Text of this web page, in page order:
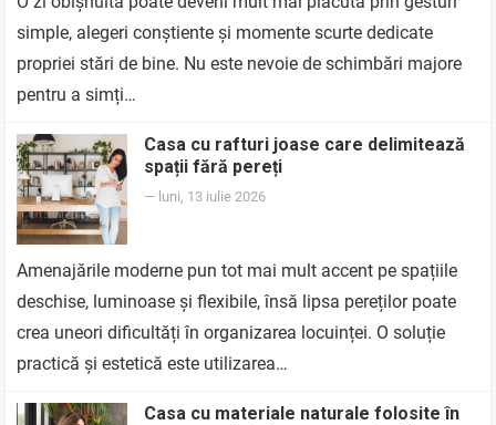
simple, alegeri conștiente și momente scurte dedicate
propriei stări de bine. Nu este nevoie de schimbări majore
pentru a simți…
Casa cu rafturi joase care delimitează
spații fără pereți
— luni, 13 iulie 2026
Amenajările moderne pun tot mai mult accent pe spațiile
deschise, luminoase și flexibile, însă lipsa pereților poate
crea uneori dificultăți în organizarea locuinței. O soluție
practică și estetică este utilizarea…
Casa cu materiale naturale folosite în